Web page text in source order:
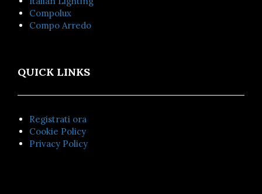
Compolux
Compo Arredo
QUICK LINKS
Registrati ora
Cookie Policy
Privacy Policy